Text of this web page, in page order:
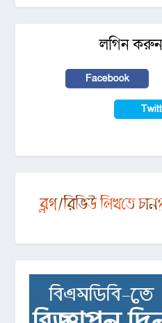
লগিন
Facebook